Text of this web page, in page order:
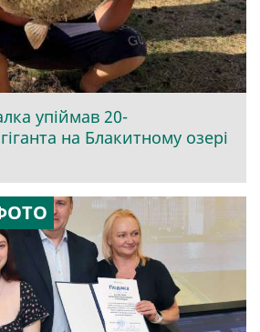
упіймав 20-
на Блакитному озері